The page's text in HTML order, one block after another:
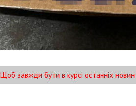
Щоб завжди бути в курсі останніх новин